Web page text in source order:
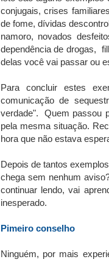
conjugais, crises
de fome, dívidas
namoro, novados
dependência de drogas,
delas você vai passar ou
Para concluir estes
comunicação de
verdade". Quem passou
pela mesma situação.
hora que não estava
Depois de tantos
chega sem nenhum
continuar lendo, vai
inesperado.
Pimeiro conselho
Ninguém, por mais